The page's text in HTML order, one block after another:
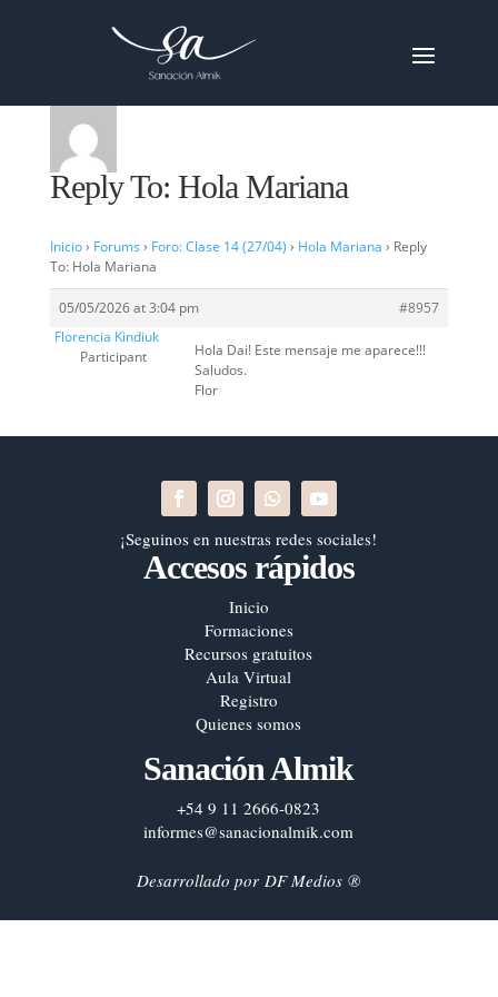
Reply To: Hola Mariana
Inicio› Forums › Foro: Clase 14 (27/04) › Hola Mariana › Reply
To: Hola Mariana
05/05/2026 at 3:04 pm
#8957
Florencia Kindiuk
Participant
Hola Dai! Este mensaje me aparece!!!
Saludos.
Flor
¡Seguinos en nuestras redes sociales!
Accesos rápidos
Inicio
Formaciones
Recursos gratuitos
Aula Virtual
Registro
Quienes somos
Sanación Almik
+54 9 11 2666-0823
informes@sanacionalmik.com
Desarrollado porDF Medios ®